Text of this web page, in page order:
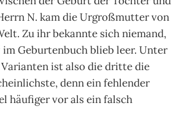
N. kam die Urgroßmutter von
Zu ihr bekannte sich niemand,
im Geburtenbuch blieb leer. Unter
ist also die dritte die
denn ein fehlender
häufiger vor als ein falsch